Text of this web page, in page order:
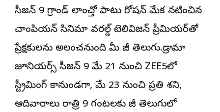
సీజన్ 9 గ్రాండ్ లాంచ్తో పాటు రోషన్ మేక నటించిన
చాంపియన్ సినిమా వరల్డ్ టెలివిజన్ ప్రీమియర్‌తో
ప్రేక్షకులను అలరించనుంది మీ జీ తెలుగు.డ్రామా
జూనియర్స్ సీజన్ 9 మే 21 నుంచి ZEE5లో
స్ట్రీమింగ్ కానుండగా, మే 23 నుంచి ప్రతి శని,
ఆదివారాలు రాత్రి 9 గంటలకు జీ తెలుగులో